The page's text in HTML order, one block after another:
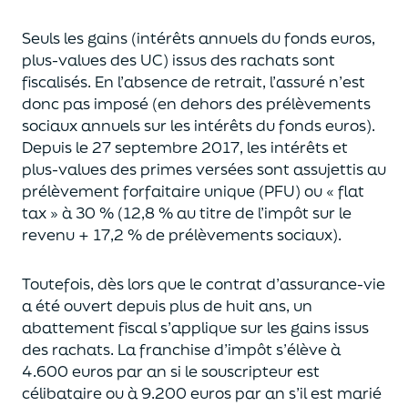
Seuls les gains (intérêts annuels du fonds euros,
plus-values des UC) issus des rachats sont
fiscalisés. En l’absence de retrait, l’assuré n’est
donc pas imposé (en dehors des prélèvements
sociaux annuels sur les intérêts du fonds euros).
Depuis le 27 septembre 2017, les intérêts et
plus-values des primes verséessont assujettis au
prélèvement forfaitaire unique (PFU) ou « flat
tax » à 30 % (12,8 % au titre de l’impôt sur le
revenu + 17,2 % de prélèvements sociaux).
Toutefois, dès lors que le contrat d’assurance-vie
a été ouvert depuis plus de huit ans, un
abattement fiscal s’applique sur les gains issus
des rachats. La franchise d’impôts’élève à
4.600 euros par an si le souscripteurest
célibataire ou à 9.200 euros par an s’il est marié